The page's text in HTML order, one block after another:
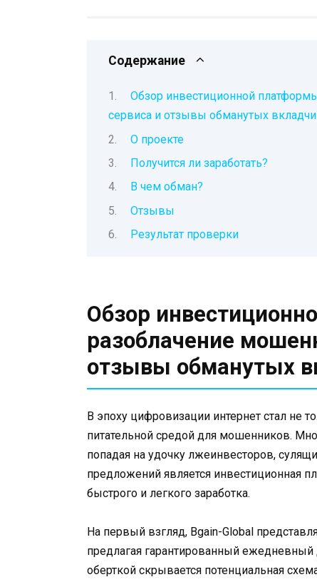
Содержание
Обзор инвестиционной
сервиса и отзывы обманутых
О проекте
Получится ли заработать?
В чем обман?
Отзывы
Результат проверки
Обзор
разоблачение
отзывы обманутых
В эпоху цифровизации интернет стал не
питательной средой для мошенников.
попадая на удочку лжеинвесторов,
предложений является инвестиционная
быстрого и легкого заработка.
На первый взгляд, Bgain-Global
предлагая гарантированный
оберткой скрывается потенциальная